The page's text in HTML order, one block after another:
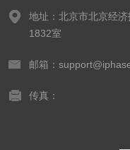
地址：北京市北京经
1832室
邮箱：
传真：